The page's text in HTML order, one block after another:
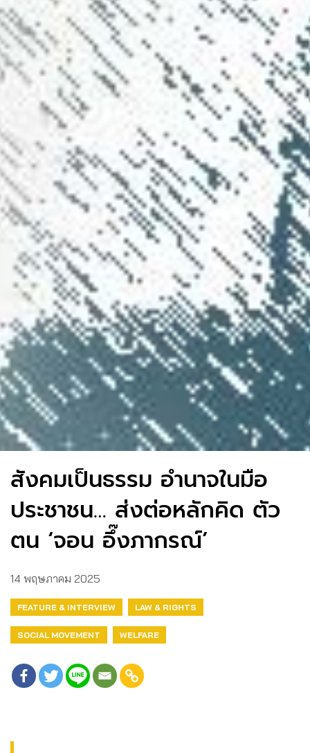
สังคมเป็นธรรม อำนาจในมือ
ประชาชน… ส่งต่อหลักคิด ตัว
ตน ‘จอน อึ๊งภากรณ์’
14 พฤษภาคม 2025
FEATURE & INTERVIEW LAW & RIGHTS
SOCIAL MOVEMENT WELFARE